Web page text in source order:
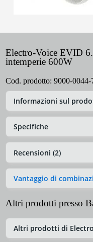
Electro-Voice EVID
intemperie 600W
Cod. prodotto: 9000-0044-
Informazioni sul
Specifiche
Recensioni (2)
Vantaggio di
Altri prodotti presso
Altri prodotti di